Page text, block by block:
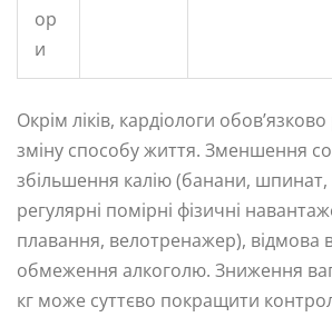
ор
и
Окрім ліків, кардіологи
зміну способу життя. Зменшення
збільшення калію (банани, шпинат,
регулярні помірні фізичні
плавання, велотренажер), відмова
обмеження алкоголю. Зниження
кг може суттєво покращити